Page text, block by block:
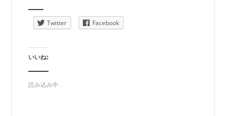
Twitter Facebook
いいね:
読み込み中...